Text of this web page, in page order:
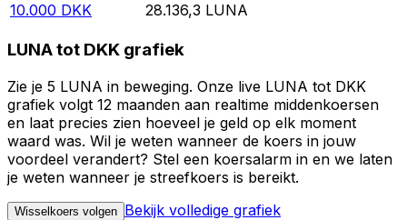
10.000 DKK 28.136,3 LUNA
LUNA tot DKK grafiek
Zie je 5 LUNA in beweging. Onze live LUNA tot DKK
grafiek volgt 12 maanden aan realtime middenkoersen
en laat precies zien hoeveel je geld op elk moment
waard was. Wil je weten wanneer de koers in jouw
voordeel verandert? Stel een koersalarm in en we laten
je weten wanneer je streefkoers is bereikt.
Wisselkoers volgen Bekijk volledige grafiek